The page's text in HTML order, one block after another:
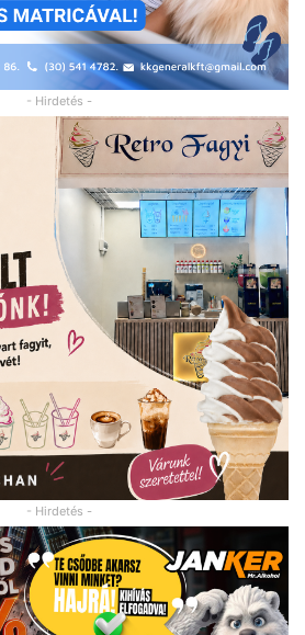
- Hirdetés -
- Hirdetés -